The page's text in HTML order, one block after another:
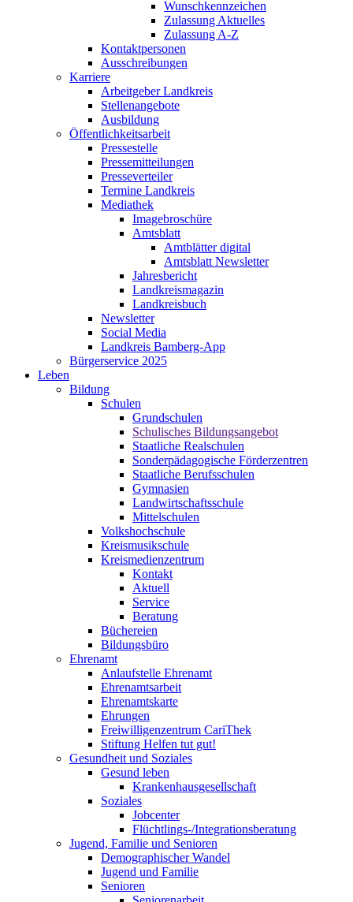
Wunschkennzeichen
Zulassung Aktuelles
Zulassung A-Z
Kontaktpersonen
Ausschreibungen
Karriere
Arbeitgeber Landkreis
Stellenangebote
Ausbildung
Öffentlichkeitsarbeit
Pressestelle
Pressemitteilungen
Presseverteiler
Termine Landkreis
Mediathek
Imagebroschüre
Amtsblatt
Amtblätter digital
Amtsblatt Newsletter
Jahresbericht
Landkreismagazin
Landkreisbuch
Newsletter
Social Media
Landkreis Bamberg-App
Bürgerservice 2025
Leben
Bildung
Schulen
Grundschulen
Schulisches Bildungsangebot
Staatliche Realschulen
Sonderpädagogische Förderzentren
Staatliche Berufsschulen
Gymnasien
Landwirtschaftsschule
Mittelschulen
Volkshochschule
Kreismusikschule
Kreismedienzentrum
Kontakt
Aktuell
Service
Beratung
Büchereien
Bildungsbüro
Ehrenamt
Anlaufstelle Ehrenamt
Ehrenamtsarbeit
Ehrenamtskarte
Ehrungen
Freiwilligenzentrum CariThek
Stiftung Helfen tut gut!
Gesundheit und Soziales
Gesund leben
Krankenhausgesellschaft
Soziales
Jobcenter
Flüchtlings-/Integrationsberatung
Jugend, Familie und Senioren
Demographischer Wandel
Jugend und Familie
Senioren